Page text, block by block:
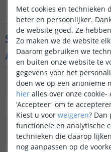
Specificaties
Algemene kenmerken
Type
buitenverlichting
Priklamp
Functie
Decoratief
Aantal lampen in
set
2
Met cookies en technieken
beter en persoonlijker.
de website goed. Ze
Zo maken we de website
Daarom gebruiken we
en buiten onze website te
gegevens voor het
doen we op een anonieme
hier alles over onze
'Accepteer' om te
Kiest u voor weigeren? Dan
functionele en analytische
technieken die daarop
nog aanpassen op de